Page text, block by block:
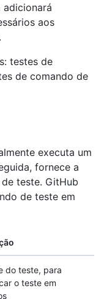
aos
testes de
de comando de
executa um
fornece a
teste. GitHub
de teste em
do teste, para
o teste em